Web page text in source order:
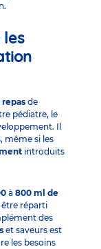
de
pédiatre, le
Il
même si les
introduits
à 800 ml de
réparti
des
et saveurs est
les besoins